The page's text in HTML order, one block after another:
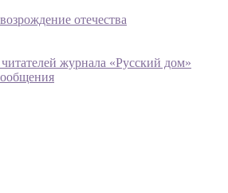
отечества
журнала «Русский дом»